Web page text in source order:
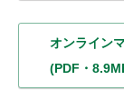
オンライン
(PDF・